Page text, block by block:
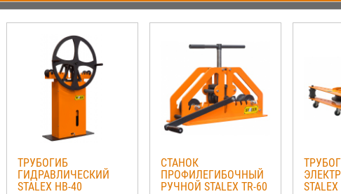
ТРУБОГИБ
ГИДРАВЛИЧЕСКИЙ
STALEX HB-40
СТАНОК
ПРОФИЛЕГИБОЧНЫЙ
РУЧНОЙ STALEX TR-60